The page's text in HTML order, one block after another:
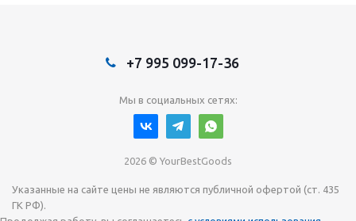
+7 995 099-17-36
Мы в социальных сетях:
2026 © YourBestGoods
Указанные на сайте цены не являются публичной офертой (ст. 435
ГК РФ).